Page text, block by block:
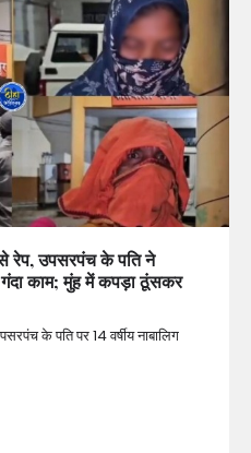
रेप, उपसरपंच के पति ने
काम; मुंह में कपड़ा ठूंसकर
के पति पर 14 वर्षीय नाबालिग